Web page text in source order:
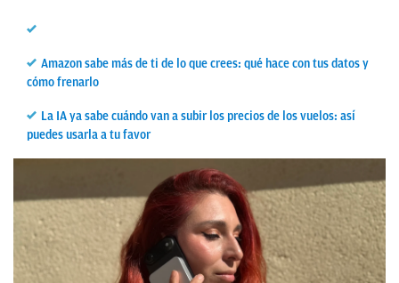
Amazon sabe más de ti de lo que crees: qué hace con tus datos y
cómo frenarlo
La IA ya sabe cuándo van a subir los precios de los vuelos: así
puedes usarla a tu favor